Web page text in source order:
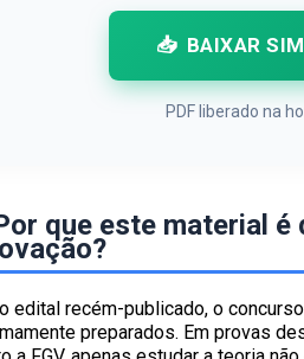
📥 BAIXAR
PDF liberado na
que este material
edital recém-publicado, o
preparados. Em provas